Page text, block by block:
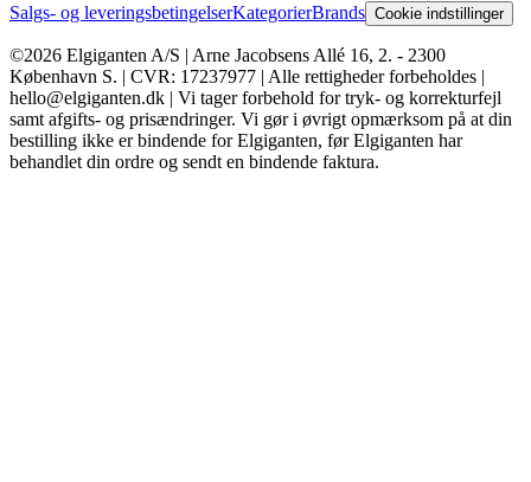
Salgs- og leveringsbetingelserKategorierBrands Cookie indstillinger
©2026 Elgiganten A/S | Arne Jacobsens Allé 16, 2. - 2300
København S. | CVR: 17237977 | Alle rettigheder forbeholdes |
hello@elgiganten.dk | Vi tager forbehold for tryk- og korrekturfejl
samt afgifts- og prisændringer. Vi gør i øvrigt opmærksom på at din
bestilling ikke er bindende for Elgiganten, før Elgiganten har
behandlet din ordre og sendt en bindende faktura.